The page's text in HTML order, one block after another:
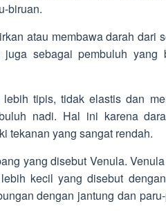
biruan.
atau membawa darah dari
sebagai pembuluh yang
tipis, tidak elastis dan
nadi. Hal ini karena
tekanan yang sangat rendah.
yang disebut Venula.
kecil yang disebut
dengan jantung dan